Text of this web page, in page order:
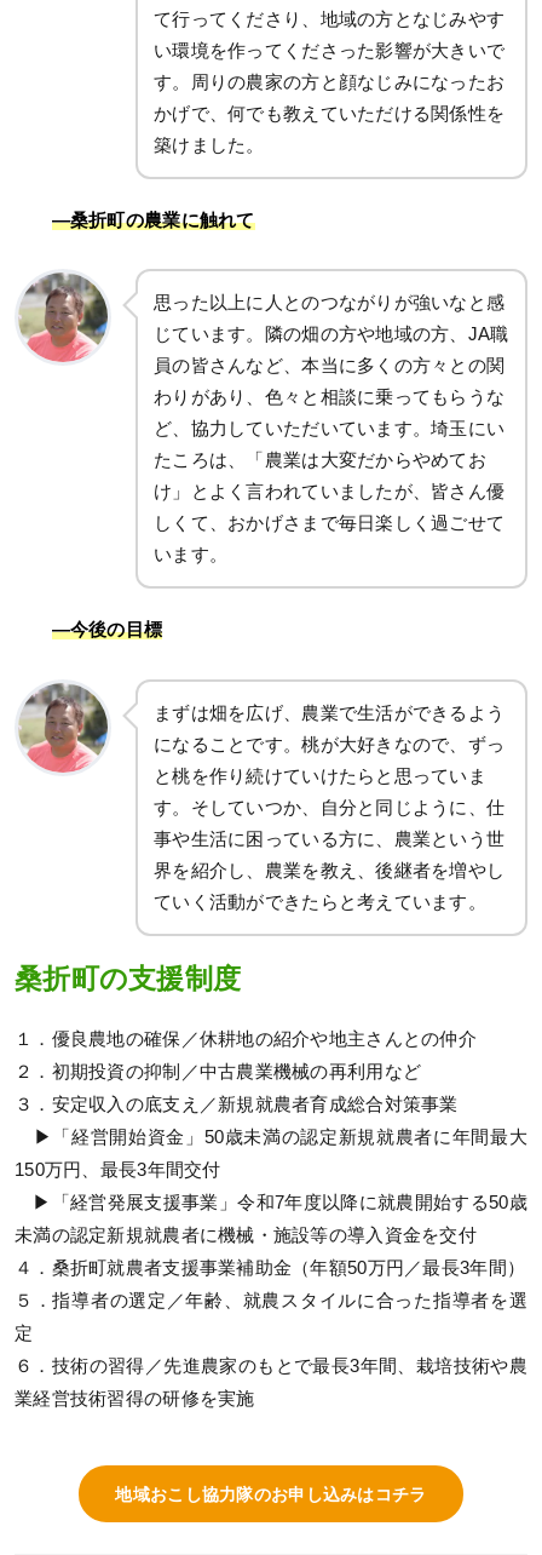
て行ってくださり、地域の方となじみやす
い環境を作ってくださった影響が大きいで
す。周りの農家の方と顔なじみになったお
かげで、何でも教えていただける関係性を
築けました。
―桑折町の農業に触れて
思った以上に人とのつながりが強いなと感
じています。隣の畑の方や地域の方、JA職
員の皆さんなど、本当に多くの方々との関
わりがあり、色々と相談に乗ってもらうな
ど、協力していただいています。埼玉にい
たころは、「農業は大変だからやめてお
け」とよく言われていましたが、皆さん優
しくて、おかげさまで毎日楽しく過ごせて
います。
―今後の目標
まずは畑を広げ、農業で生活ができるよう
になることです。桃が大好きなので、ずっ
と桃を作り続けていけたらと思っていま
す。そしていつか、自分と同じように、仕
事や生活に困っている方に、農業という世
界を紹介し、農業を教え、後継者を増やし
ていく活動ができたらと考えています。
桑折町の支援制度
１．優良農地の確保／休耕地の紹介や地主さんとの仲介
２．初期投資の抑制／中古農業機械の再利用など
３．安定収入の底支え／新規就農者育成総合対策事業
▶「経営開始資金」50歳未満の認定新規就農者に年間最大
150万円、最長3年間交付
▶「経営発展支援事業」令和7年度以降に就農開始する50歳
未満の認定新規就農者に機械・施設等の導入資金を交付
４．桑折町就農者支援事業補助金（年額50万円／最長3年間）
５．指導者の選定／年齢、就農スタイルに合った指導者を選
定
６．技術の習得／先進農家のもとで最長3年間、栽培技術や農
業経営技術習得の研修を実施
地域おこし協力隊のお申し込みはコチラ